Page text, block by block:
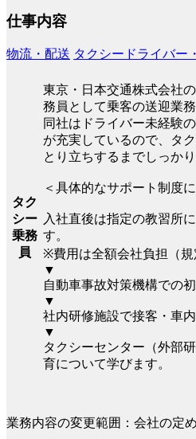
仕事内容
物流・配送 タクシードライバー
タク
シー
乗務
員
東京・日本交通株式会社
務員として乗客の送迎業務
同社はドライバー未経験
が充実しているので、タ
とり立ちするまでしっか
＜具体的なサポート制度
入社直後は指定の教習所
す。
※費用は全額会社負担（規
▼
自動車事故対策機構での
▼
社内研修施設で接客・車
▼
タクシーセンター（外部
育について学びます。
業務内容の変更範囲：会社の定